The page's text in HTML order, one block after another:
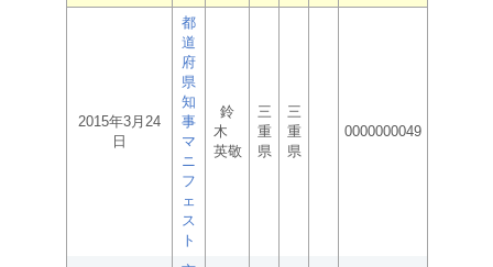
2015年3月24
日
都
道
府
県
知
事
マ
ニ
フ
ェ
ス
ト
鈴
木
英敬
三
重
県
三
重
県
0000000049